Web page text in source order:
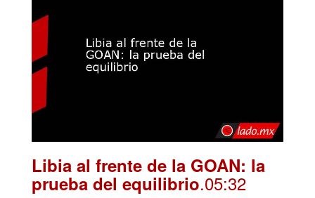
Libia al frente de la GOAN: la
prueba del equilibrio.05:32